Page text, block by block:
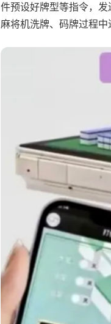
件预设好牌型等指令，
麻将机洗牌、码牌过程中